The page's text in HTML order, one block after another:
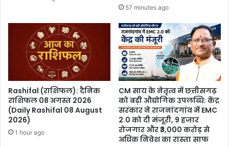
57 minutes ago
Rashifal (राशिफल): दैनिक
राशिफल 08 अगस्त 2026
(Daily Rashifal 08 August
2026)
1 hour ago
CM साय के नेतृत्व में छत्तीसगढ़
को बड़ी औद्योगिक उपलब्धि: केंद्र
सरकार ने राजनांदगांव में EMC
2.0 को दी मंजूरी, 9 हजार
रोजगार और ₹3,000 करोड़ से
अधिक निवेश का रास्ता साफ